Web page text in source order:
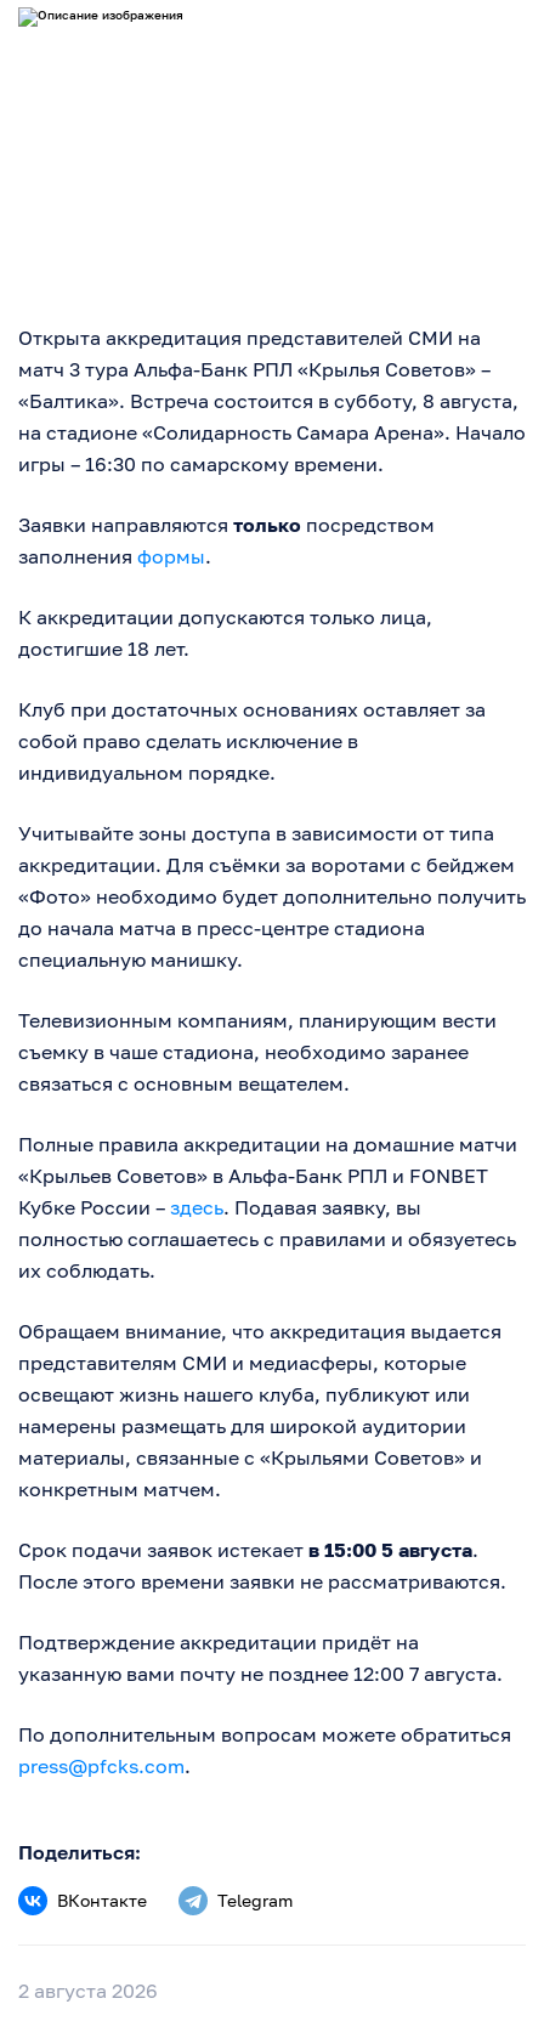
Открыта аккредитация представителей СМИ на
матч 3 тура Альфа-Банк РПЛ «Крылья Советов» –
«Балтика». Встреча состоится в субботу, 8 августа,
на стадионе «Солидарность Самара Арена». Начало
игры – 16:30 по самарскому времени.
Заявки направляются только посредством
заполнения формы.
К аккредитации допускаются только лица,
достигшие 18 лет.
Клуб при достаточных основаниях оставляет за
собой право сделать исключение в
индивидуальном порядке.
Учитывайте зоны доступа в зависимости от типа
аккредитации. Для съёмки за воротами с бейджем
«Фото» необходимо будет дополнительно получить
до начала матча в пресс-центре стадиона
специальную манишку.
Телевизионным компаниям, планирующим вести
съемку в чаше стадиона, необходимо заранее
связаться с основным вещателем.
Полные правила аккредитации на домашние матчи
«Крыльев Советов» в Альфа-Банк РПЛ и FONBET
Кубке России – здесь. Подавая заявку, вы
полностью соглашаетесь с правилами и обязуетесь
их соблюдать.
Обращаем внимание, что аккредитация выдается
представителям СМИ и медиасферы, которые
освещают жизнь нашего клуба, публикуют или
намерены размещать для широкой аудитории
материалы, связанные с «Крыльями Советов» и
конкретным матчем.
Срок подачи заявок истекает в 15:00 5 августа.
После этого времени заявки не рассматриваются.
Подтверждение аккредитации придёт на
указанную вами почту не позднее 12:00 7 августа.
По дополнительным вопросам можете обратиться
press@pfcks.com.
Поделиться:
ВКонтакте Telegram
2 августа 2026